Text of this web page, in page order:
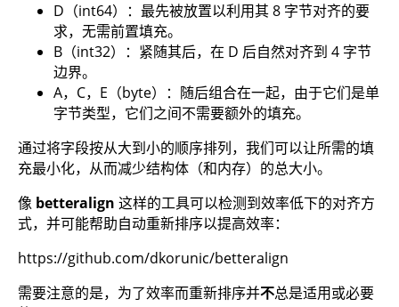
D（int64）：最先被放置以利用其 8 字节对齐的要
求，无需前置填充。
B（int32）：紧随其后，在 D 后自然对齐到 4 字节
边界。
A，C，E（byte）：随后组合在一起，由于它们是单
字节类型，它们之间不需要额外的填充。
通过将字段按从大到小的顺序排列，我们可以让所需的填
充最小化，从而减少结构体（和内存）的总大小。
像 betteralign 这样的工具可以检测到效率低下的对齐方
式，并可能帮助自动重新排序以提高效率：
https://github.com/dkorunic/betteralign
需要注意的是，为了效率而重新排序并不总是适用或必要